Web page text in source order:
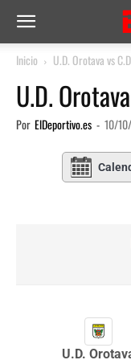
Inicio U.D. Orotava vs
U.D.
Por ElDeportivo.es - 10/
U.D.